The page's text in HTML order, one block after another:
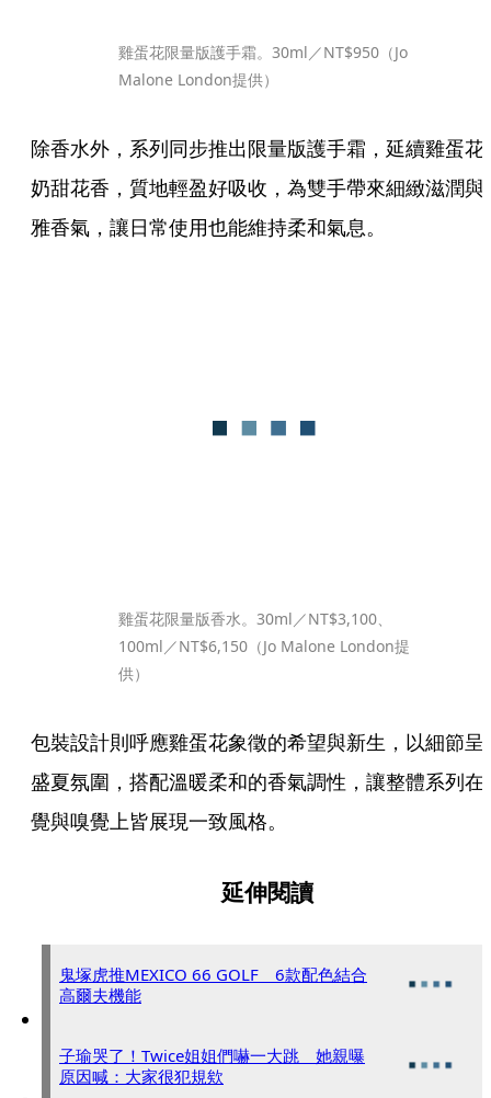
雞蛋花限量版護手霜。30ml／NT$950（Jo
Malone London提供）
除香水外，系列同步推出限量版護手霜，延續雞蛋花
奶甜花香，質地輕盈好吸收，為雙手帶來細緻滋潤與
雅香氣，讓日常使用也能維持柔和氣息。
雞蛋花限量版香水。30ml／NT$3,100、
100ml／NT$6,150（Jo Malone London提
供）
包裝設計則呼應雞蛋花象徵的希望與新生，以細節呈
盛夏氛圍，搭配溫暖柔和的香氣調性，讓整體系列在
覺與嗅覺上皆展現一致風格。
延伸閱讀
鬼塚虎推MEXICO 66 GOLF 6款配色結合
高爾夫機能
子瑜哭了！Twice姐姐們嚇一大跳 她親曝
原因喊：大家很犯規欸